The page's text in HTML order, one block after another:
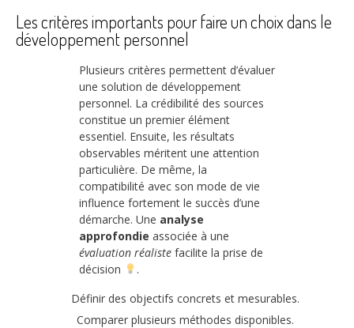
Les critères importants pour faire un choix dans le
développement personnel
Plusieurs critères permettent d’évaluer
une solution de développement
personnel. La crédibilité des sources
constitue un premier élément
essentiel. Ensuite, les résultats
observables méritent une attention
particulière. De même, la
compatibilité avec son mode de vie
influence fortement le succès d’une
démarche. Une analyse
approfondie associée à une
évaluation réaliste facilite la prise de
décision
.
Définir des objectifs concrets et mesurables.
Comparer plusieurs méthodes disponibles.